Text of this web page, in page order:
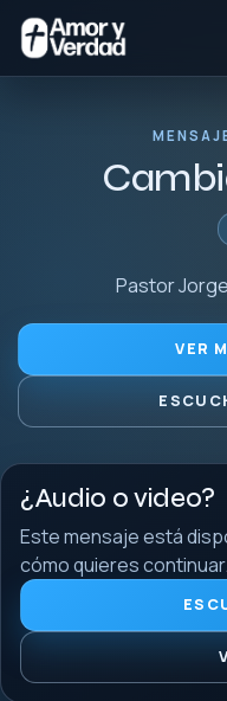
Pastor
VER
¿Audio o video?
Este mensaje está
cómo quieres continuar.